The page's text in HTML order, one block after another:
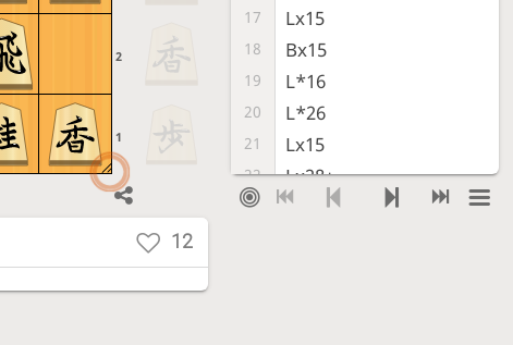
2
1
17 Lx15
18 Bx15
19 L*16
20 L*26
21 Lx15
22 Lx28+
23 L-12+
12